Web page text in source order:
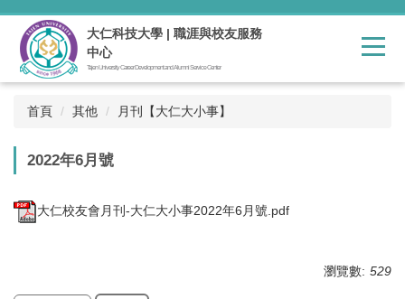
跳
主
要
內
大仁科技大學 | 職涯與校友服務
中心
Tajen University Career Development and Alumni Service Center
首頁 其他 月刊【大仁大小事】
2022年6月號
大仁校友會月刊-大仁大小事2022年6月號.pdf
瀏覽數: 529